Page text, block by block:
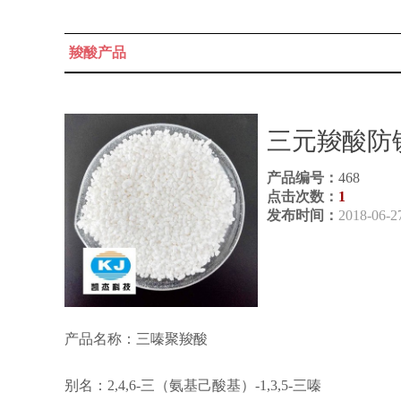
羧酸产品
三元羧酸防
产品编号： 468
点击次数： 1
发布时间： 2018-06-
产品名称：三嗪聚羧酸
别名：2,4,6-三（氨基己酸基）-1,3,5-三嗪